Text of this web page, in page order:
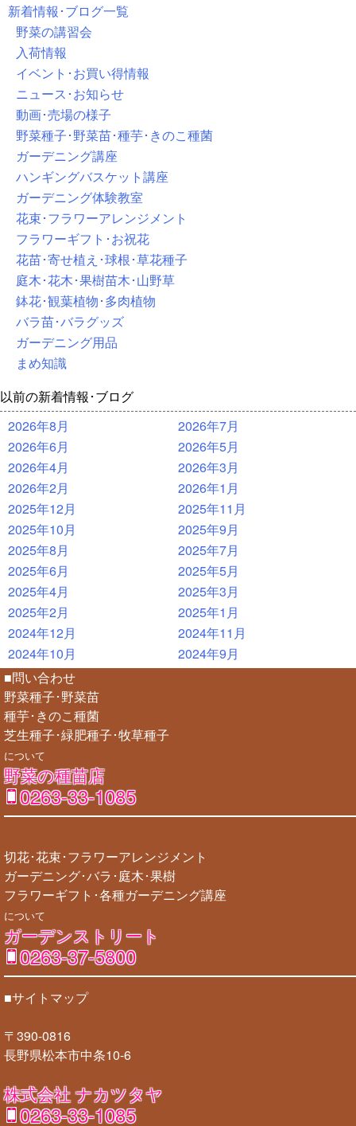
新着情報･ブログ一覧
野菜の講習会
入荷情報
イベント･お買い得情報
ニュース･お知らせ
動画･売場の様子
野菜種子･野菜苗･種芋･きのこ種菌
ガーデニング講座
ハンギングバスケット講座
ガーデニング体験教室
花束･フラワーアレンジメント
フラワーギフト･お祝花
花苗･寄せ植え･球根･草花種子
庭木･花木･果樹苗木･山野草
鉢花･観葉植物･多肉植物
バラ苗･バラグッズ
ガーデニング用品
まめ知識
以前の新着情報･ブログ
2026年8月
2026年7月
2026年6月
2026年5月
2026年4月
2026年3月
2026年2月
2026年1月
2025年12月
2025年11月
2025年10月
2025年9月
2025年8月
2025年7月
2025年6月
2025年5月
2025年4月
2025年3月
2025年2月
2025年1月
2024年12月
2024年11月
2024年10月
2024年9月
■問い合わせ
野菜種子･野菜苗
種芋･きのこ種菌
芝生種子･緑肥種子･牧草種子
について
野菜の種苗店
0263-33-1085
切花･花束･フラワーアレンジメント
ガーデニング･バラ･庭木･果樹
フラワーギフト･各種ガーデニング講座
について
ガーデンストリート
0263-37-5800
■サイトマップ
〒390-0816
長野県松本市中条10-6
株式会社 ナカツタヤ
0263-33-1085